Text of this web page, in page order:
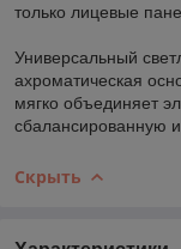
только лицевые
Универсальный
ахроматическая
мягко объединяет
сбалансированную и
Скрыть